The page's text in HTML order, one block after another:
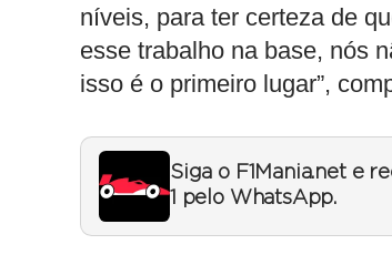
níveis, para ter certeza de
esse trabalho na base, nós
isso é o primeiro lugar”,
Siga o F1Mania.net e
1 pelo WhatsApp.